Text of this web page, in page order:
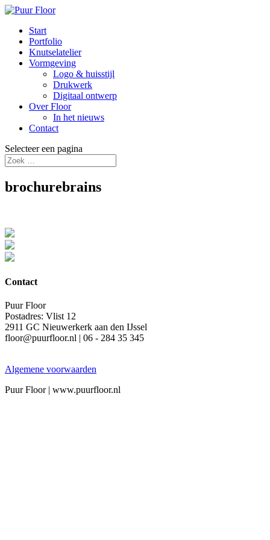
Start
Portfolio
Knutselatelier
Vormgeving
Logo & huisstijl
Drukwerk
Digitaal ontwerp
Over Floor
In het nieuws
Contact
Selecteer een pagina
brochurebrains
Contact
Puur Floor
Postadres: Vlist 12
2911 GC Nieuwerkerk aan den IJssel
floor@puurfloor.nl | 06 - 284 35 345
Algemene voorwaarden
Puur Floor | www.puurfloor.nl